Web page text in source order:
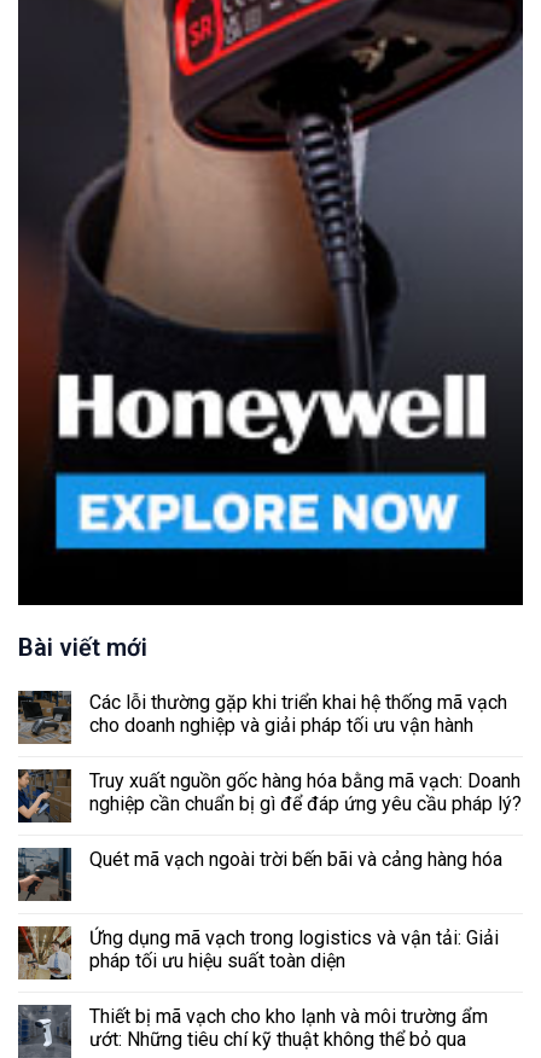
Bài viết mới
Các lỗi thường gặp khi triển khai hệ thống mã vạch
cho doanh nghiệp và giải pháp tối ưu vận hành
Truy xuất nguồn gốc hàng hóa bằng mã vạch: Doanh
nghiệp cần chuẩn bị gì để đáp ứng yêu cầu pháp lý?
Quét mã vạch ngoài trời bến bãi và cảng hàng hóa
Ứng dụng mã vạch trong logistics và vận tải: Giải
pháp tối ưu hiệu suất toàn diện
Thiết bị mã vạch cho kho lạnh và môi trường ẩm
ướt: Những tiêu chí kỹ thuật không thể bỏ qua